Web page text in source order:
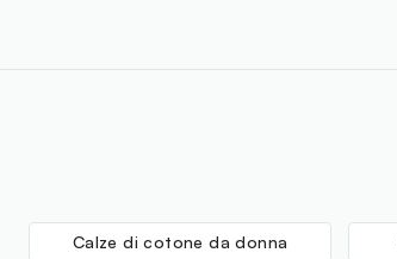
Calze di cotone da donna